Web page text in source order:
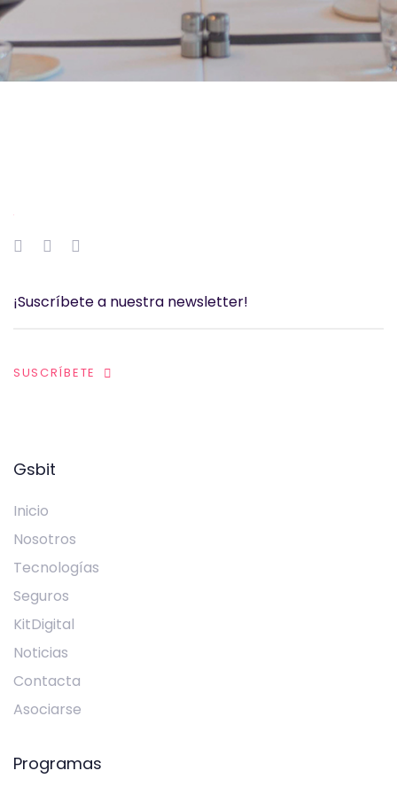
SUSCRÍBETE
Gsbit
Inicio
Nosotros
Tecnologías
Seguros
KitDigital
Noticias
Contacta
Asociarse
Programas